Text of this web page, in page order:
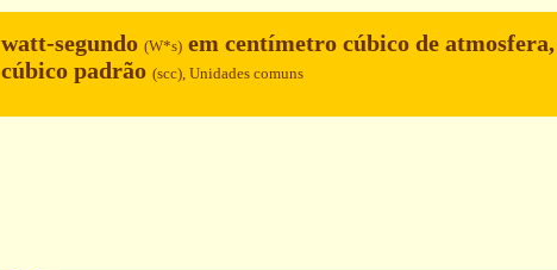
watt-segundo (W*s) em centímetro cúbico de
cúbico padrão (scc), Unidades comuns